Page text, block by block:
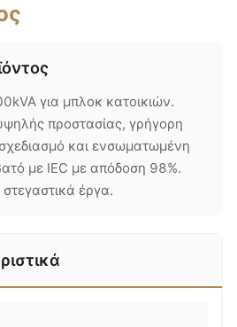
για μπλοκ κατοικιών.
προστασίας, γρήγορη
και ενσωματωμένη
με IEC με απόδοση 98%.
έργα.